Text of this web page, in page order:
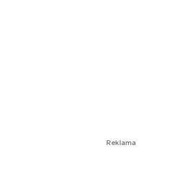
Reklama